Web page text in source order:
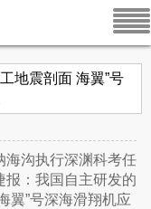
地震剖面 海翼”号
海沟执行深渊科考任
报：我国自主研发的
”号深海滑翔机应